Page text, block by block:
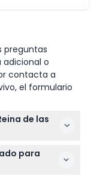
preguntas
adicional o
contacta a
el formulario
de las
los trenes
Weggis y
para